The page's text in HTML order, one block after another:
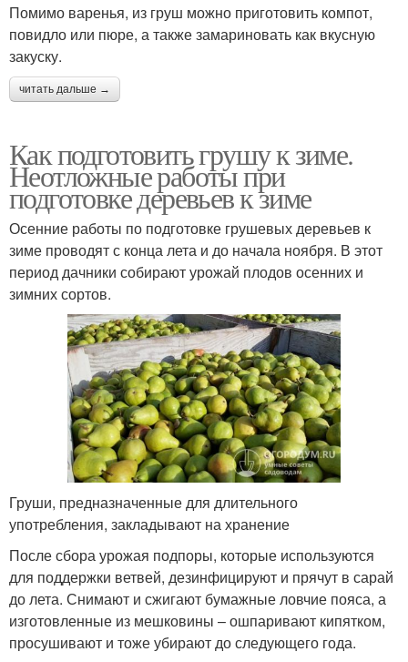
Помимо варенья, из груш можно приготовить компот,
повидло или пюре, а также замариновать как вкусную
закуску.
читать дальше →
Как подготовить грушу к зиме.
Неотложные работы при
подготовке деревьев к зиме
Осенние работы по подготовке грушевых деревьев к
зиме проводят с конца лета и до начала ноября. В этот
период дачники собирают урожай плодов осенних и
зимних сортов.
Груши, предназначенные для длительного
употребления, закладывают на хранение
После сбора урожая подпоры, которые используются
для поддержки ветвей, дезинфицируют и прячут в сарай
до лета. Снимают и сжигают бумажные ловчие пояса, а
изготовленные из мешковины – ошпаривают кипятком,
просушивают и тоже убирают до следующего года.